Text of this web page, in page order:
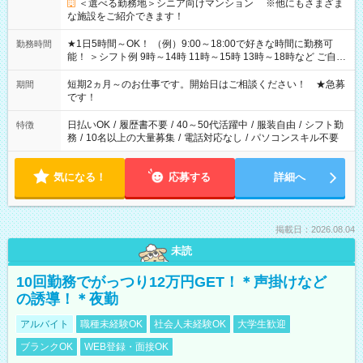
＜選べる勤務地＞シニア向けマンション ※他にもさまざま
な施設をご紹介できます！
勤務時間
★1日5時間～OK！ （例）9:00～18:00で好きな時間に勤務可
能！ ＞シフト例 9時～14時 11時～15時 13時～18時など ご自身
のご都合に合わせて勤務時間をご相談ください！ ★家庭の都合
でお休みや時間の調整が必要な場合も遠慮なくご相談くださ
い。
期間
短期2ヵ月～のお仕事です。開始日はご相談ください！ ★急募
です！
特徴 日払いOK / 履歴書不要 / 40～50代活躍中 / 服装自由 / シフト勤
務 / 10名以上の大量募集 / 電話対応なし / パソコンスキル不要
気になる！ 応募する 詳細へ
掲載日：2026.08.04
未読
10回勤務でがっつり12万円GET！＊声掛けなど
の誘導！＊夜勤
アルバイト 職種未経験OK 社会人未経験OK
大学生歓迎
ブランクOK
WEB登録・面接OK